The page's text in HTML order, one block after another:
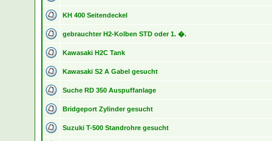
KH 400 Seitendeckel
gebrauchter H2-Kolben STD oder 1. �.
Kawasaki H2C Tank
Kawasaki S2 A Gabel gesucht
Suche RD 350 Auspuffanlage
Bridgeport Zylinder gesucht
Suzuki T-500 Standrohre gesucht